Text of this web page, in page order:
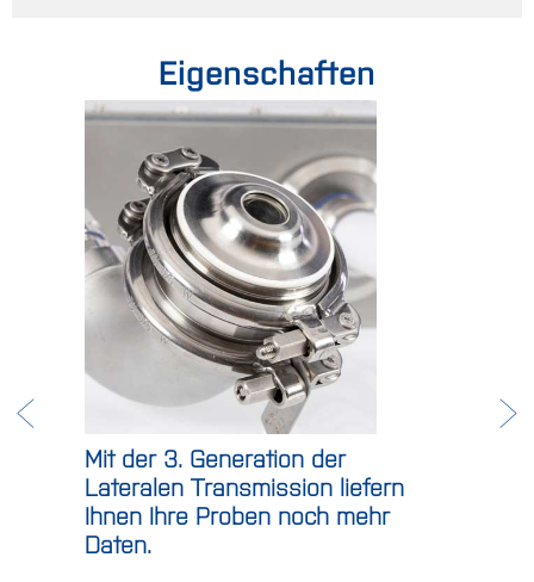
Eigenschaften
Mit der 3. Generation der
Lateralen Transmission liefern
Ihnen Ihre Proben noch mehr
Daten.